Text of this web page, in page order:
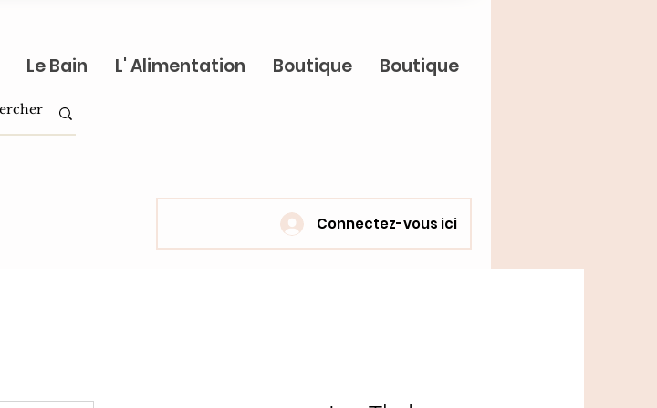
Le Bain L' Alimentation Boutique Boutique
Connectez-vous ici